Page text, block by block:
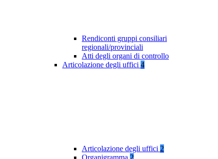
Rendiconti gruppi consiliari
regionali/provinciali
Atti degli organi di controllo
Articolazione degli uffici 4
Articolazione degli uffici 2